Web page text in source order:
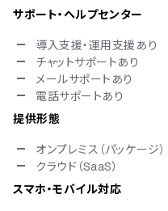
サポート・ヘルプセンター
導入支援・運用支援あり
チャットサポートあり
メールサポートあり
電話サポートあり
提供形態
オンプレミス（パッケージ）
クラウド（SaaS）
スマホ・モバイル対応